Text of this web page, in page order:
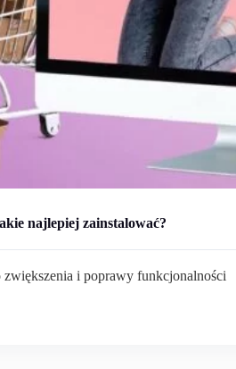
najlepiej zainstalować?
zwiększenia i poprawy funkcjonalności